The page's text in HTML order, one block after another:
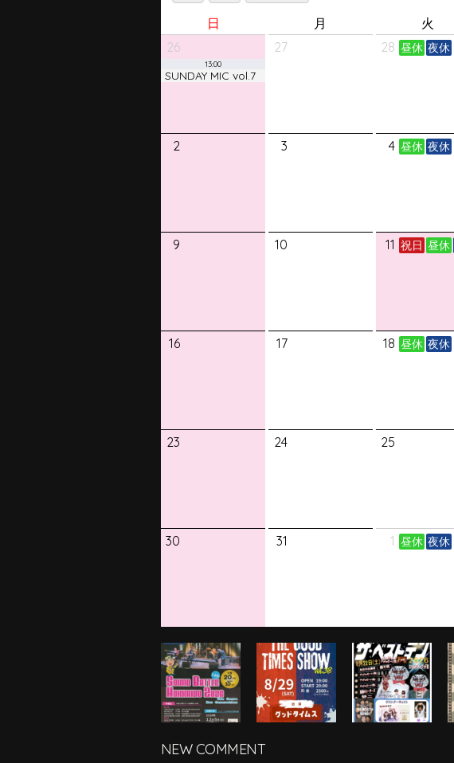
日 月 火
26
13:00
SUNDAY MIC vol.7
27 28 昼休 夜休
2 3 4 昼休 夜休
9 10 11 祝日 昼休
16 17 18 昼休 夜休
23 24 25
30 31 1 昼休 夜休
NEW COMMENT